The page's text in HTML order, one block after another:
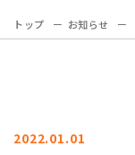
トップ お知らせ
2022.01.01